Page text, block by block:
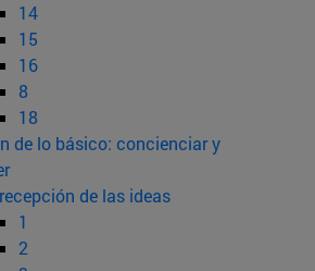
14
15
16
8
18
de lo básico: concienciar y
de las ideas
1
2